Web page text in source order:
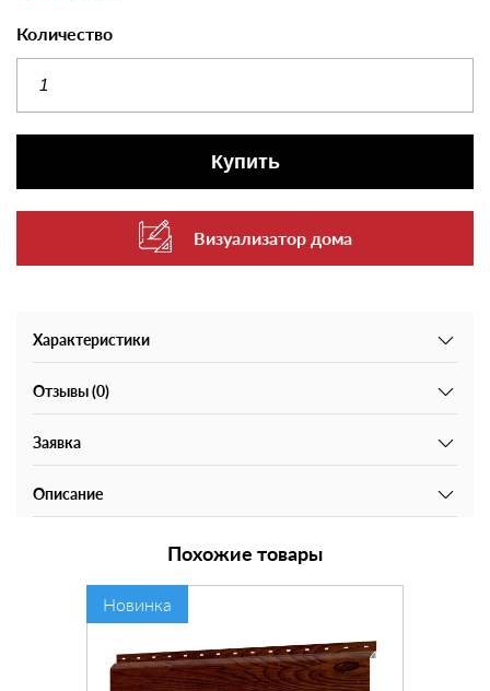
Количество
Купить
Визуализатор дома
Характеристики
Отзывы (0)
Заявка
Описание
Похожие товары
Новинка